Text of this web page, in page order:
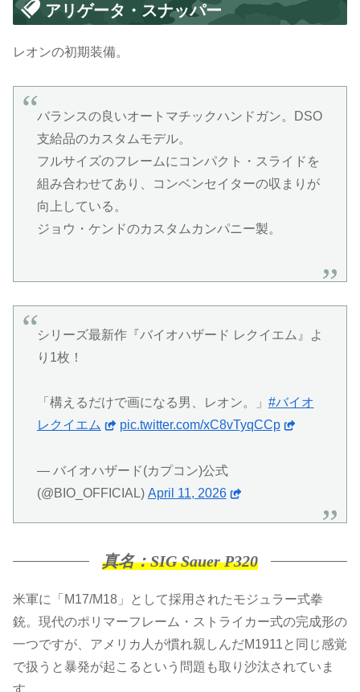
アリゲータ・スナッパー
レオンの初期装備。
バランスの良いオートマチックハンドガン。DSO
支給品のカスタムモデル。
フルサイズのフレームにコンパクト・スライドを
組み合わせてあり、コンベンセイターの収まりが
向上している。
ジョウ・ケンドのカスタムカンパニー製。
シリーズ最新作『バイオハザード レクイエム』よ
り1枚！
「構えるだけで画になる男、レオン。」 #バイオ
レクイエム
pic.twitter.com/xC8vTyqCCp
— バイオハザード(カプコン)公式
(@BIO_OFFICIAL) April 11, 2026
真名：SIG Sauer P320
米軍に「M17/M18」として採用されたモジュラー式拳
銃。現代のポリマーフレーム・ストライカー式の完成形の
一つですが、アメリカ人が慣れ親しんだM1911と同じ感覚
で扱うと暴発が起こるという問題も取り沙汰されていま
す。